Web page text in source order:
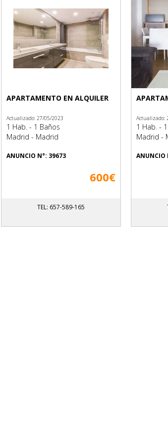
APARTAMENTO EN ALQUILER
Actualizado: 27/05/2023
1 Hab. - 1 Baños
Madrid - Madrid
ANUNCIO N°: 39673
600€
TEL: 657-589-165
Actualizado:
1 Hab. -
Madrid -
ANUNCIO